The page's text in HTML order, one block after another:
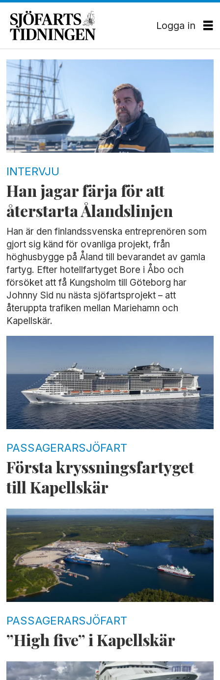
Logga in
Tag:
kapellskär
INTERVJU
Han jagar färja för att
återstarta Ålandslinjen
Han är den finlandssvenska entreprenören som
gjort sig känd för ovanliga projekt, från
höghusbygge på Åland till bevarandet av gamla
fartyg. Efter hotellfartyget Bore i Åbo och
försöket att få Kungsholm till Göteborg har
Johnny Sid nu nästa sjöfartsprojekt – att
återuppta trafiken mellan Mariehamn och
Kapellskär.
PASSAGERARSJÖFART
Första kryssningsfartyget
till Kapellskär
PASSAGERARSJÖFART
”High five” i Kapellskär